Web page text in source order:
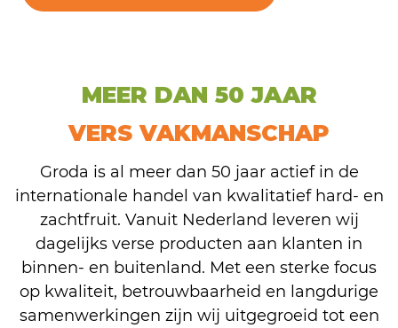
MEER DAN 50 JAAR
VERS VAKMANSCHAP
Groda is al meer dan 50 jaar actief in de
internationale handel van kwalitatief hard- en
zachtfruit. Vanuit Nederland leveren wij
dagelijks verse producten aan klanten in
binnen- en buitenland. Met een sterke focus
op kwaliteit, betrouwbaarheid en langdurige
samenwerkingen zijn wij uitgegroeid tot een